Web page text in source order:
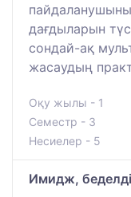
дағдыларын
сондай-ақ
жасаудың
Оқу жылы - 1
Семестр - 3
Несиелер - 5
Имидж,